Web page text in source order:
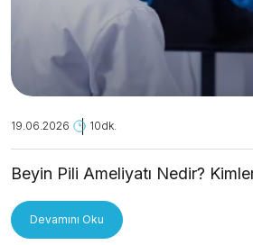
19.06.2026 10dk.
Beyin Pili Ameliyatı Nedir?
Devamını Oku